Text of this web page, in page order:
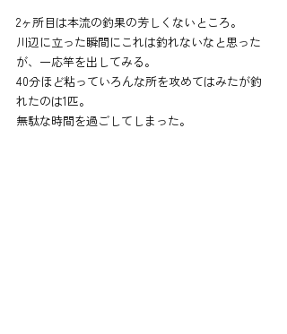
2ヶ所目は本流の釣果の芳しくないところ。
川辺に立った瞬間にこれは釣れないなと思った
が、一応竿を出してみる。
40分ほど粘っていろんな所を攻めてはみたが釣
れたのは1匹。
無駄な時間を過ごしてしまった。